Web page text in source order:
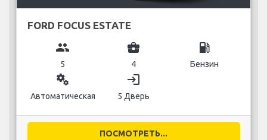
FORD FOCUS ESTATE
group
5
business_center
4
local_gas_station
Бензин
miscellaneous_services
Автоматическая
login
5 Дверь
ПОСМОТРЕТЬ...